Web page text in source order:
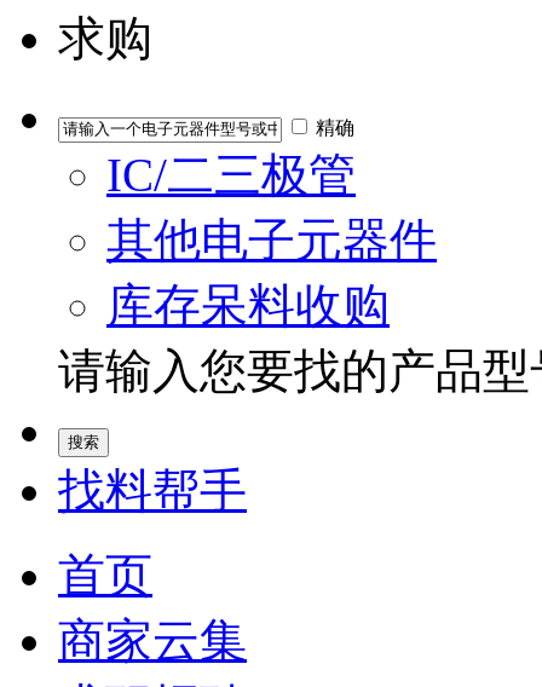
求购
精确
IC/二三极管
其他电子元器件
库存呆料收购
请输入您要找的产品型
找料帮手
首页
商家云集